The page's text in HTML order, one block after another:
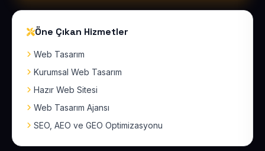
Öne Çıkan Hizmetler
Web Tasarım
Kurumsal Web Tasarım
Hazır Web Sitesi
Web Tasarım Ajansı
SEO, AEO ve GEO Optimizasyonu